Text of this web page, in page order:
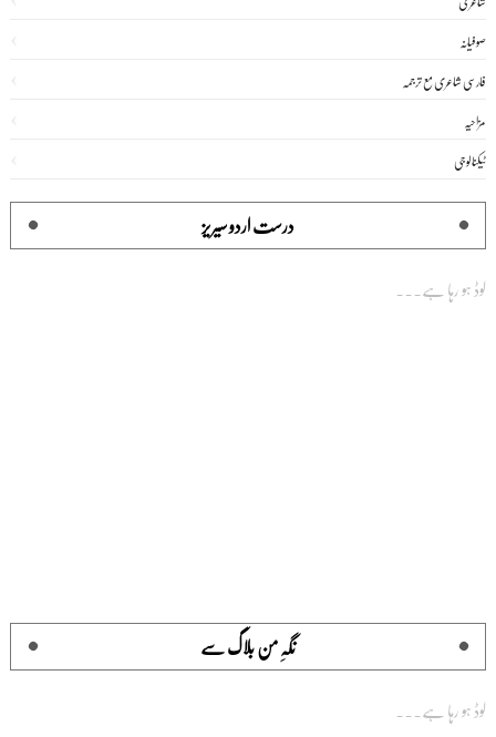
صوفیانہ
فارسی شاعری مع ترجمہ
مزاحیہ
ٹیکنالوجی
درست اردو سیریز
لوڈ ہو رہا ہے...
نگہِ من بلاگ سے
لوڈ ہو رہا ہے...